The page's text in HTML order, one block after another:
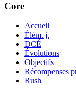
Core
Accueil
Élém. j.
DCÉ
Évolutions
Objectifs
Récompenses
Rush